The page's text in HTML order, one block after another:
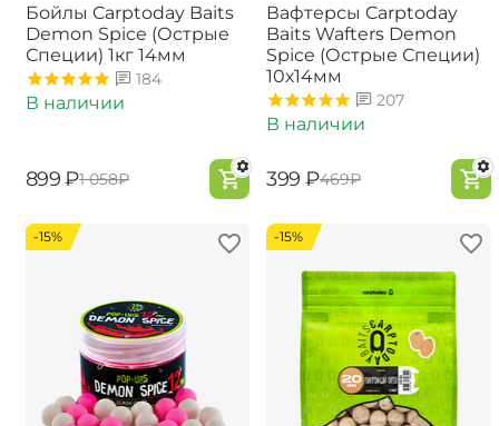
Бойлы Carptoday Baits
Demon Spice (Острые
Специи) 1кг 14мм
184
В наличии
‍899‍ ₽‍1 058‍₽
Вафтерсы Carptoday
Baits Wafters Demon
Spice (Острые Специи)
10х14мм
207
В наличии
‍399‍ ₽‍469‍₽
-15% -15%